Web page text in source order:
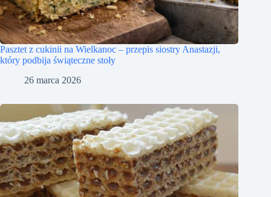
Pasztet z cukinii na Wielkanoc – przepis siostry Anastazji,
który podbija świąteczne stoły
26 marca 2026